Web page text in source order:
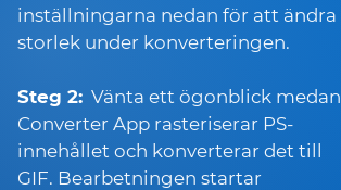
inställningarna nedan för att ändra
storlek under konverteringen.
Steg 2: Vänta ett ögonblick medan
Converter App rasteriserar PS-
innehållet och konverterar det till
GIF. Bearbetningen startar